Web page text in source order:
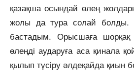
қазақша осындай өлең
жолы да тура солай болды.
бастадым. Орысшаға
өлеңді аударуға аса қинала
қылып түсіру әлдеқайда қиын